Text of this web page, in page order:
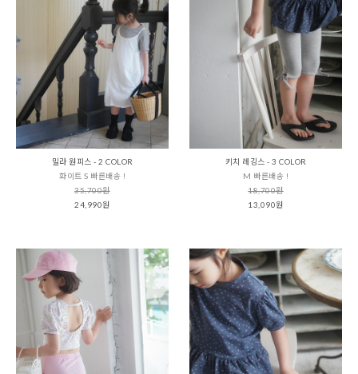
밀라 원피스 - 2 COLOR
화이트 S 빠른배송 !
35,700원
24,990원
키치 레깅스 - 3 COLOR
M 빠른배송 !
18,700원
13,090원